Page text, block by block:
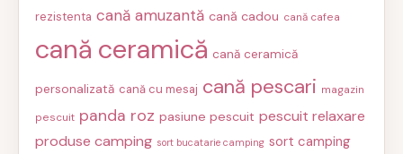
rezistenta cană amuzantă cană cadou cană cafea
cană ceramică cană ceramică
personalizată cană cu mesaj cană pescari magazin
pescuit panda roz pasiune pescuit pescuit relaxare
produse camping sort bucatarie camping sort camping